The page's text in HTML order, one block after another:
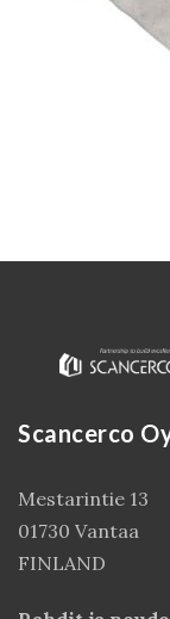
Scancerco
Mestarintie 13
01730 Vantaa
FINLAND